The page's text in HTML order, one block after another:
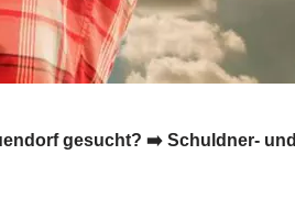
gesucht? ➡️ Schuldner- und